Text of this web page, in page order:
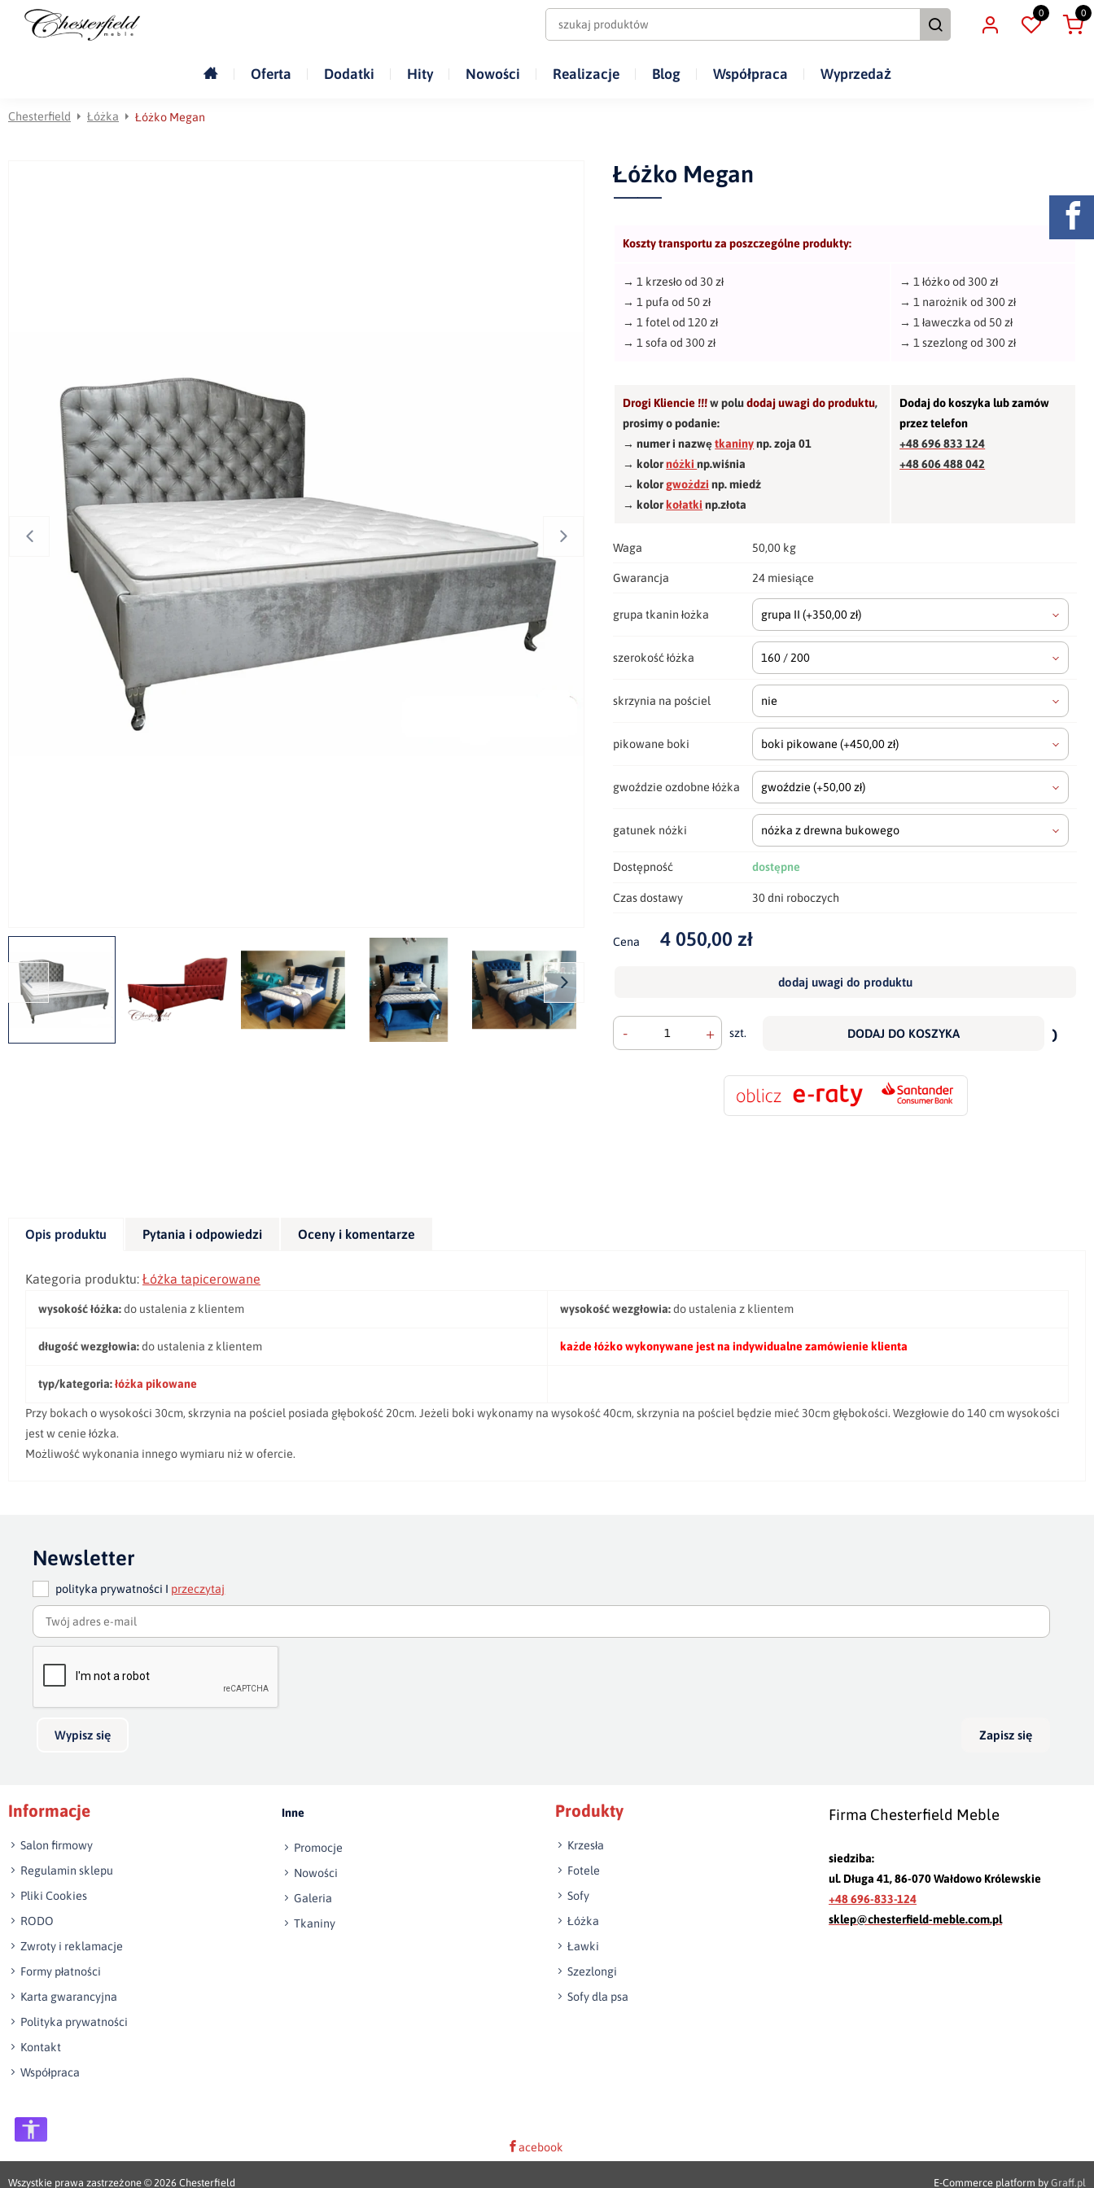
0 0
Oferta Dodatki Hity Nowości Realizacje Blog Współpraca Wyprzedaż
Chesterfield Łóżka Łóżko Megan
Łóżko Megan
Koszty transportu za poszczególne produkty:
→1 krzesło od 30 zł
→1 pufa od 50 zł
→ 1 fotel od 120 zł
→1 sofa od 300 zł
→1 łóżko od 300 zł
→1 narożnik od 300 zł
→1 ławeczka od 50 zł
→1 szezlong od 300 zł
Drogi Kliencie !!!w poludodaj uwagi do produktu,
prosimy o podanie:
→ numer i nazwętkaninynp. zoja 01
→ kolornóżkinp.wiśnia
→ kolorgwożdzi np. miedź
→ kolorkołatki np.złota
Dodaj do koszyka lub zamów
przez telefon
+48 696 833 124
+48 606 488 042
Waga 50,00 kg
Gwarancja 24 miesiące
grupa tkanin łożka grupa II(+350,00 zł)
szerokość łóżka 160 / 200
skrzynia na pościel nie
pikowane boki boki pikowane(+450,00 zł)
gwoździe ozdobne łóżka gwoździe(+50,00 zł)
gatunek nóżki nóżka z drewna bukowego
Dostępność dostępne
Czas dostawy 30 dni roboczych
Cena 4 050,00 zł
dodaj uwagi do produktu
- + szt. DODAJ DO KOSZYKA
do
Opis produktu Pytania i odpowiedzi Oceny i komentarze
Kategoria produktu: Łóżka tapicerowane
wysokość łóżka:do ustalenia z klientem wysokość wezgłowia:do ustalenia z klientem
długość wezgłowia:do ustalenia z klientem każde łóżko wykonywane jest na indywidualne zamówienie klienta
typ/kategoria:łóżka pikowane
Przy bokach o wysokości 30cm, skrzynia na pościel posiada głębokość 20cm. Jeżeli boki wykonamy na wysokość 40cm, skrzynia na pościel będzie mieć 30cm głębokości. Wezgłowie do 140 cm wysokości
jest w cenie łózka.
Możliwość wykonania innego wymiaru niż w ofercie.
Newsletter
polityka prywatności I przeczytaj
Wypisz się Zapisz się
Informacje
Salon firmowy
Regulamin sklepu
Pliki Cookies
RODO
Zwroty i reklamacje
Formy płatności
Karta gwarancyjna
Polityka prywatności
Kontakt
Współpraca
Inne
Promocje
Nowości
Galeria
Tkaniny
Produkty
Krzesła
Fotele
Sofy
Łóżka
Ławki
Szezlongi
Sofy dla psa
Firma Chesterfield Meble
siedziba:
ul. Długa 41, 86-070 Wałdowo Królewskie
+48 696-833-124
sklep@chesterfield-meble.com.pl
acebook
Wszystkie prawa zastrzeżone © 2026 Chesterfield E-Commerce platform by Graff.pl